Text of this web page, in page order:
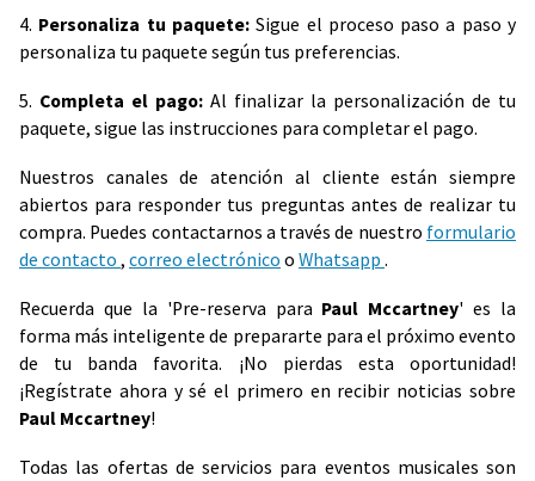
4. Personaliza tu paquete:Sigue el proceso paso a paso y
personaliza tu paquete según tus preferencias.
5. Completa el pago: Al finalizar la personalización de tu
paquete, sigue las instrucciones para completar el pago.
Nuestros canales de atención al cliente están siempre
abiertos para responder tus preguntas antes de realizar tu
compra. Puedes contactarnos a través de nuestro formulario
de contacto , correo electrónico o Whatsapp .
Recuerda que la 'Pre-reserva para Paul Mccartney' es la
forma más inteligente de prepararte para el próximo evento
de tu banda favorita. ¡No pierdas esta oportunidad!
¡Regístrate ahora y sé el primero en recibir noticias sobre
Paul Mccartney!
Todas las ofertas de servicios para eventos musicales son